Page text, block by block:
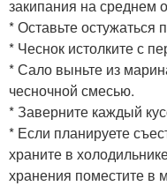
закипания на среднем
* Оставьте остужаться
* Чеснок истолките с
* Сало выньте из
чесночной смесью.
* Заверните каждый
* Если планируете
храните в
хранения поместите в